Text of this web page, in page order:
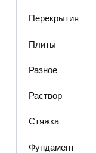
Перекрытия
Плиты
Разное
Раствор
Стяжка
Фундамент